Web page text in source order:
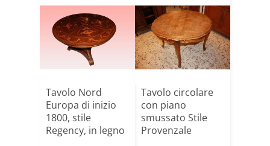
Tavolo Nord
Europa di inizio
1800, stile
Regency, in legno
Tavolo circolare
con piano
smussato Stile
Provenzale